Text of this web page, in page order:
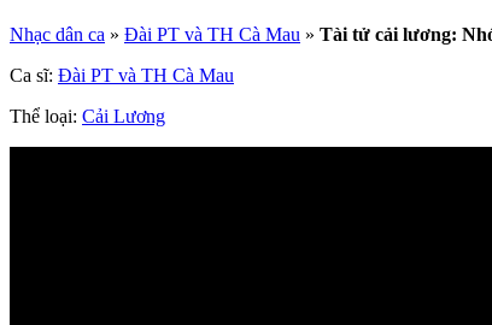
Nhạc dân ca » Đài PT và TH Cà Mau » Tài tử cải lương:
Ca sĩ: Đài PT và TH Cà Mau
Thể loại: Cải Lương